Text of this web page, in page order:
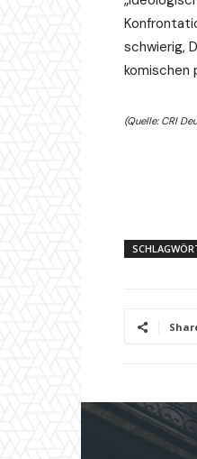
schwierig,
komischen
(Quelle: CRI